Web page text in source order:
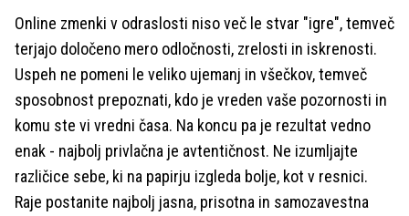
Online zmenki v odraslosti niso več le stvar "igre", temveč
terjajo določeno mero odločnosti, zrelosti in iskrenosti.
Uspeh ne pomeni le veliko ujemanj in všečkov, temveč
sposobnost prepoznati, kdo je vreden vaše pozornosti in
komu ste vi vredni časa. Na koncu pa je rezultat vedno
enak - najbolj privlačna je avtentičnost. Ne izumljajte
različice sebe, ki na papirju izgleda bolje, kot v resnici.
Raje postanite najbolj jasna, prisotna in samozavestna